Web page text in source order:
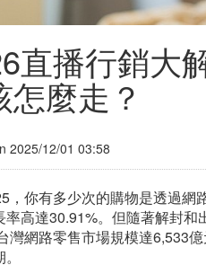
直播行銷大
怎麼走？
2025/12/01 03:58
，你有多少次的購物是透過
率高達30.91%。但隨著解封
灣網路零售市場規模達6,533億